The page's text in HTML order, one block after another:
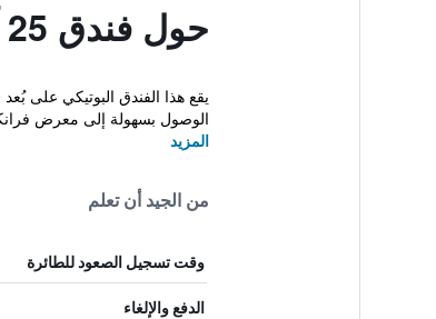
حول فندق 25 آورز ذا غولدمان
الوصول بسهولة إلى معرض
المزيد
من الجيد أن تعلم
وقت تسجيل الصعود للطائرة
الدفع والإلغاء